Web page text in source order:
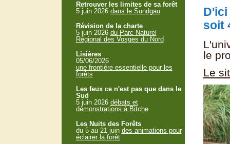
D'ici
soit
le
Le
Retrouver les limites de sa forêt
5 juin 2026 dans le Sundgau
Révision de la charte
5 juin 2026 du Parc Naturel
Régional des Vosges du Nord
Lisières
05/06/2026
une frontière essentielle pour les
forêts
Les feux ce n'est pas que dans le
Sud
5 juin 2026 débats et
démonstrations à Bitche
Les Nuits des Forêts
du 5 au 21 juin des animations pour
éclairer la forêt